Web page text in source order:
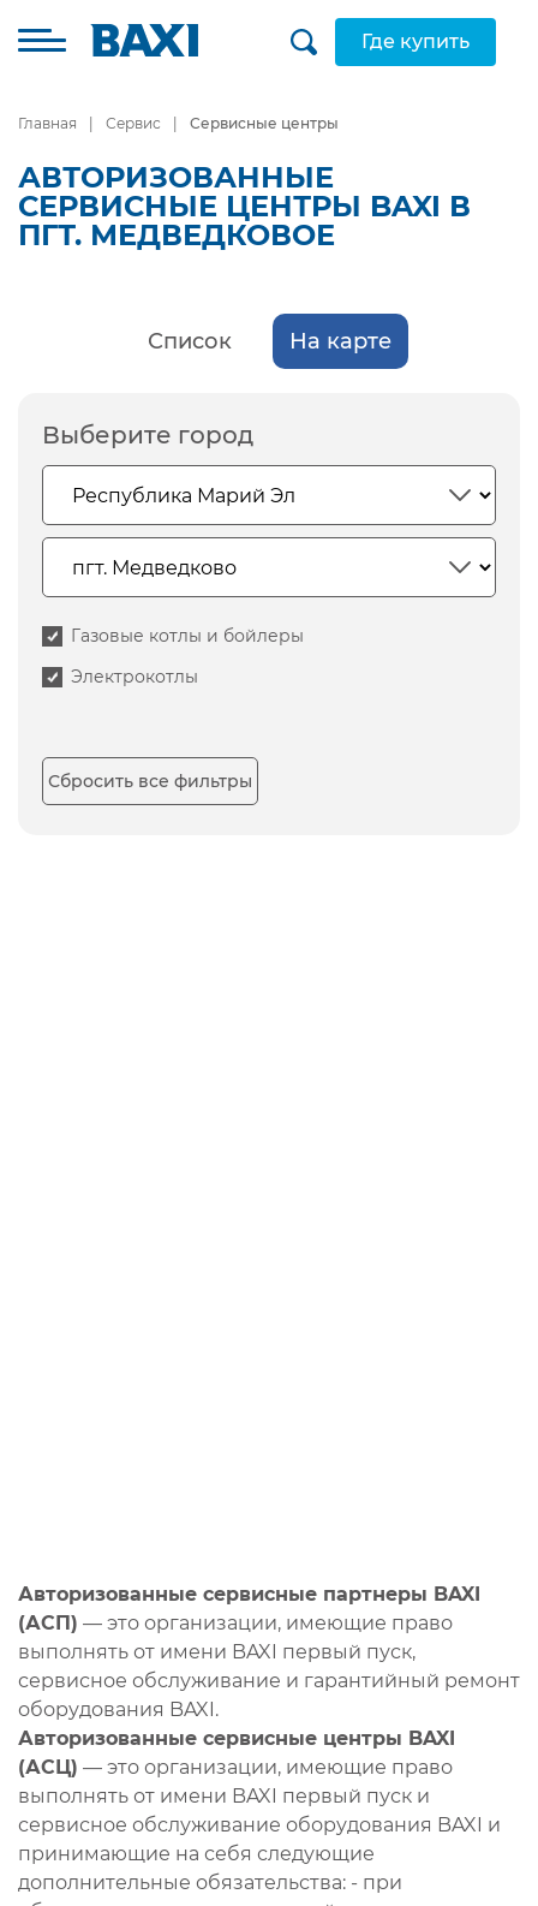
Где купить
Главная Сервис Сервисные центры
АВТОРИЗОВАННЫЕ
СЕРВИСНЫЕ ЦЕНТРЫ BAXI В
ПГТ. МЕДВЕДКОВОЕ
Список На карте
Выберите город
Газовые котлы и бойлеры
Электрокотлы
Сбросить все фильтры
Авторизованные сервисные партнеры BAXI
(АСП) — это организации, имеющие право
выполнять от имени BAXI первый пуск,
сервисное обслуживание и гарантийный ремонт
оборудования BAXI.
Авторизованные сервисные центры BAXI
(АСЦ) — это организации, имеющие право
выполнять от имени BAXI первый пуск и
сервисное обслуживание оборудования BAXI и
принимающие на себя следующие
дополнительные обязательства: - при